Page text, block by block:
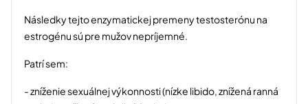
Následky tejto enzymatickej premeny testosterónu na
estrogénu sú pre mužov nepríjemné.
Patrí sem:
- zníženie sexuálnej výkonnosti (nízke libido, znížená ranná